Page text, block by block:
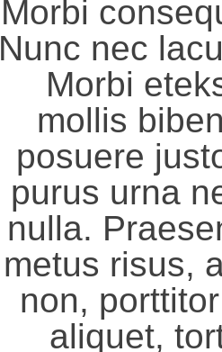
Morbi
Nunc nec
Morbi
mollis
posuere
purus urna
nulla.
metus risus,
non,
aliquet,